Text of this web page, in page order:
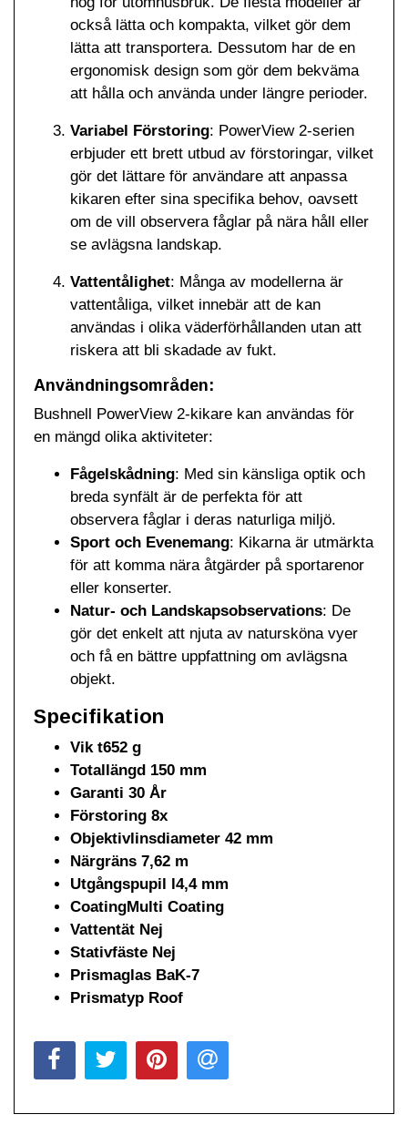
också lätta och kompakta, vilket gör dem
lätta att transportera. Dessutom har de en
ergonomisk design som gör dem bekväma
att hålla och använda under längre perioder.
Variabel Förstoring: PowerView 2-serien
erbjuder ett brett utbud av förstoringar, vilket
gör det lättare för användare att anpassa
kikaren efter sina specifika behov, oavsett
om de vill observera fåglar på nära håll eller
se avlägsna landskap.
Vattentålighet: Många av modellerna är
vattentåliga, vilket innebär att de kan
användas i olika väderförhållanden utan att
riskera att bli skadade av fukt.
Användningsområden:
Bushnell PowerView 2-kikare kan användas för
en mängd olika aktiviteter:
Fågelskådning: Med sin känsliga optik och
breda synfält är de perfekta för att
observera fåglar i deras naturliga miljö.
Sport och Evenemang: Kikarna är utmärkta
för att komma nära åtgärder på sportarenor
eller konserter.
Natur- och Landskapsobservations: De
gör det enkelt att njuta av natursköna vyer
och få en bättre uppfattning om avlägsna
objekt.
Specifikation
Vik t652 g
Totallängd 150 mm
Garanti 30 År
Förstoring 8x
Objektivlinsdiameter 42 mm
Närgräns 7,62 m
Utgångspupil l4,4 mm
CoatingMulti Coating
Vattentät Nej
Stativfäste Nej
Prismaglas BaK-7
Prismatyp Roof